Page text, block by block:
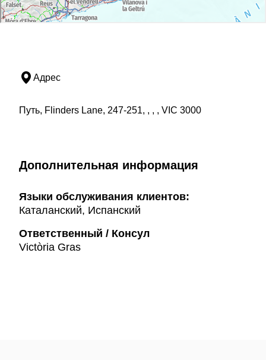
Адрес
Путь, Flinders Lane, 247-251, , , , VIC 3000
Дополнительная информация
Языки обслуживания клиентов:
Каталанский, Испанский
Ответственный / Консул
Victòria Gras